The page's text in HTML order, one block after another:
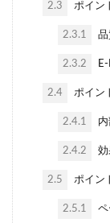
2.3 ポイン
2.3.1 品
2.3.2
2.4 ポイン
2.4.1
2.4.2
2.5 ポイン
2.5.1